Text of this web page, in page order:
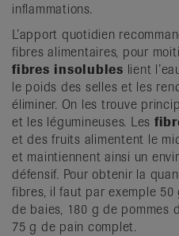
inflammations.
L’apport quotidien
fibres alimentaires, pour
fibres insolubles lient
le poids des selles et les
éliminer. On les trouve
et les légumineuses. Les
et des fruits alimentent le
et maintiennent ainsi un
défensif. Pour obtenir la
fibres, il faut par exemple 50
de baies, 180 g de pommes
75 g de pain complet.